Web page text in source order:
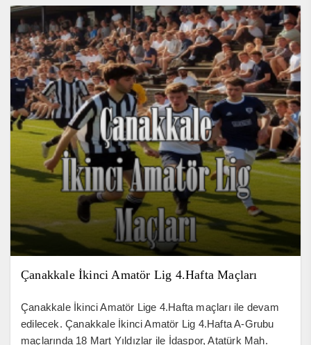
Çanakkale İkinci Amatör Lig 4.Hafta Maçları
Çanakkale İkinci Amatör Lige 4.Hafta maçları ile devam
edilecek. Çanakkale İkinci Amatör Lig 4.Hafta A-Grubu
maçlarında 18 Mart Yıldızlar ile İdaspor, Atatürk Mah.